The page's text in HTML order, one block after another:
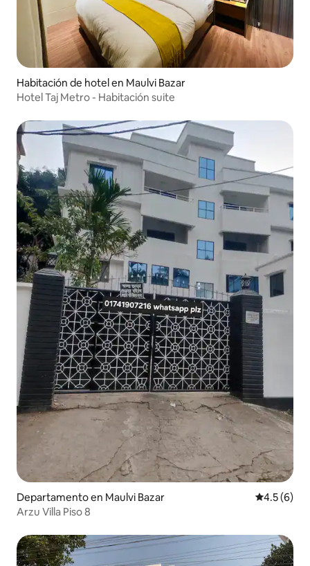
Habitación de hotel en Maulvi Bazar
Hotel Taj Metro - Habitación suite
Departamento en Maulvi Bazar
4.5 (6)
Arzu Villa Piso 8